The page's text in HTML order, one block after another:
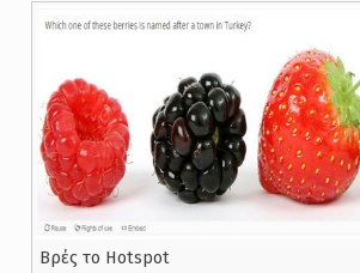
Βρές το Hotspot